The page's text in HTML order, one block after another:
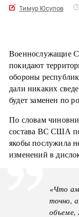
Тимур Юсупов
Военнослужащие
покидают
обороны
дали никаких
будет заменен по
По словам
состава ВС США
якобы послужила
изменений в
«Что
точно,
объеме,